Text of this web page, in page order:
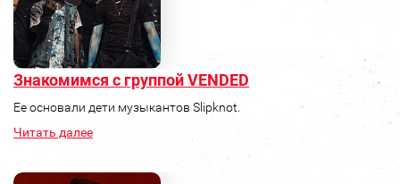
Знакомимся с группой VENDED
Ее основали дети музыкантов Slipknot.
Читать далее